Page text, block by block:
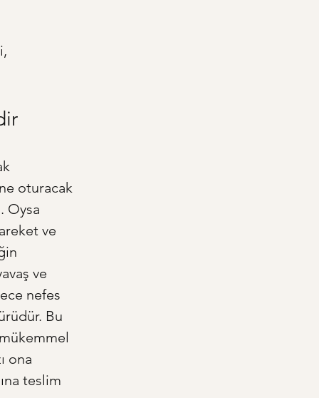
oturacak
Oysa
ve
ve
nefes
Bu
ona
teslim